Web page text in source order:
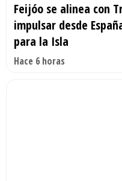
Feijóo se alinea con
impulsar desde
para la Isla
Hace 6 horas